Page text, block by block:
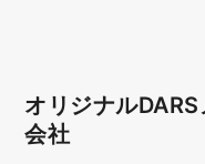
X（Twitter）
Instagram
オリジナル
会社